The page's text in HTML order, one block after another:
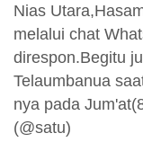
Nias
melalui chat
direspon.Begitu
Telaumbanua
nya pada
(@satu)